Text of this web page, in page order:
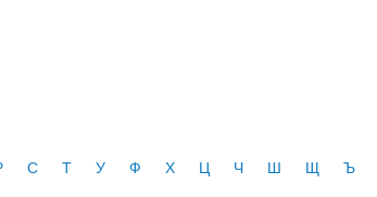
С Т У Ф Х Ц Ч Ш Щ Ъ